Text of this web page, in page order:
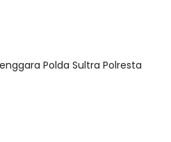
Polda Sultra Polresta